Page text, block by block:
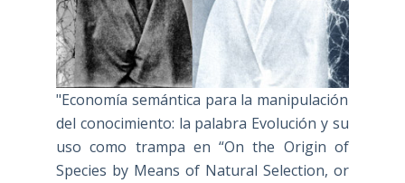
"Economía semántica para la manipulación
del conocimiento: la palabra Evolución y su
uso como trampa en “On the Origin of
Species by Means of Natural Selection, or